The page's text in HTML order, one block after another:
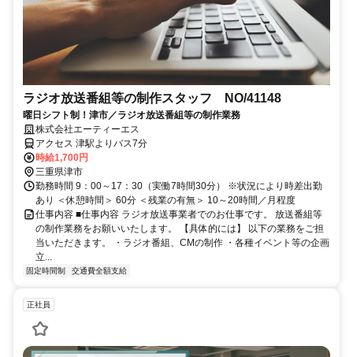
ラジオ放送番組等の制作スタッフ NO/41148
曜日シフト制！津市／ラジオ放送番組等の制作業務
株式会社エーティーエス
アクセス 津駅よりバス7分
時給1,700円
三重県津市
勤務時間 9：00～17：30（実働7時間30分） ※状況により時差出勤
あり ＜休憩時間＞ 60分 ＜残業の有無＞ 10～20時間／月程度
仕事内容 ■仕事内容 ラジオ放送事業者でのお仕事です。 放送番組等
の制作業務をお願いいたします。 【具体的には】 以下の業務をご担
当いただきます。 ・ラジオ番組、CMの制作 ・各種イベント等の企画
立...
固定時間制 交通費全額支給
正社員